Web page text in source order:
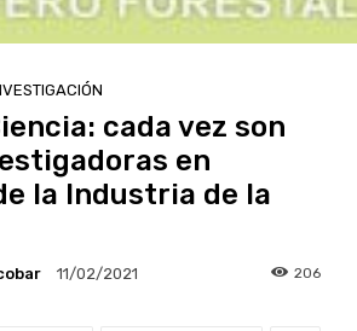
cada vez son
en
la Industria de la
11/02/2021 206